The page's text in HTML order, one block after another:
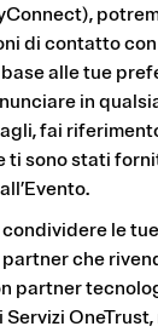
di contatto
alle tue
in
fai
ti sono stati
le
che
partner